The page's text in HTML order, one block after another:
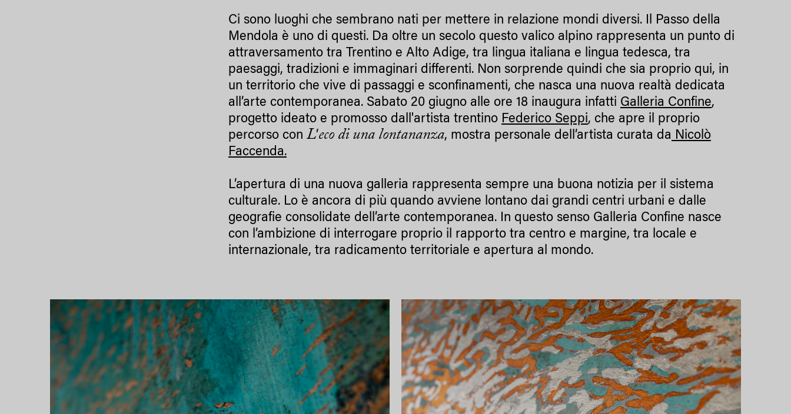
Ci sono luoghi che sembrano nati per mettere in relazione mondi diversi. Il Passo della
Mendola è uno di questi. Da oltre un secolo questo valico alpino rappresenta un punto di
attraversamento tra Trentino e Alto Adige, tra lingua italiana e lingua tedesca, tra
paesaggi, tradizioni e immaginari differenti. Non sorprende quindi che sia proprio qui, in
un territorio che vive di passaggi e sconfinamenti, che nasca una nuova realtà dedicata
all’arte contemporanea. Sabato 20 giugno alle ore 18 inaugura infatti Galleria Confine,
progetto ideato e promosso dall'artista trentino Federico Seppi, che apre il proprio
percorso con L’eco di una lontananza, mostra personale dell’artista curata da Nicolò
Faccenda.
L’apertura di una nuova galleria rappresenta sempre una buona notizia per il sistema
culturale. Lo è ancora di più quando avviene lontano dai grandi centri urbani e dalle
geografie consolidate dell’arte contemporanea. In questo senso Galleria Confine nasce
con l’ambizione di interrogare proprio il rapporto tra centro e margine, tra locale e
internazionale, tra radicamento territoriale e apertura al mondo.